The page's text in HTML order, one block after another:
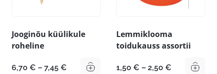
Jooginõu küülikule
roheline
6,70 € – 7,45 € Hinnavahemik:
Lemmiklooma
toidukauss assortii
1,50 € – 2,50 €